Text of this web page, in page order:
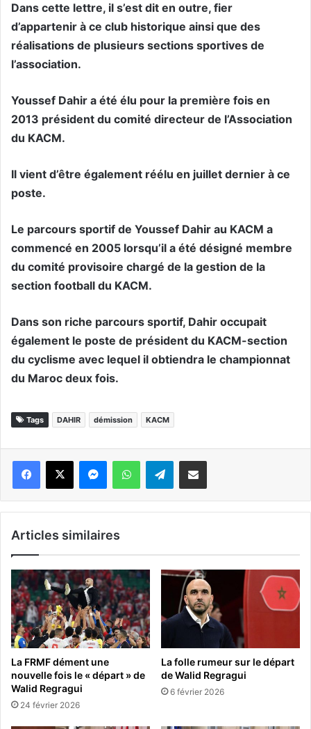
Dans cette lettre, il s’est dit en outre, fier
d’appartenir à ce club historique ainsi que des
réalisations de plusieurs sections sportives de
l’association.
Youssef Dahir a été élu pour la première fois en
2013 président du comité directeur de l’Association
du KACM.
Il vient d’être également réélu en juillet dernier à ce
poste.
Le parcours sportif de Youssef Dahir au KACM a
commencé en 2005 lorsqu’il a été désigné membre
du comité provisoire chargé de la gestion de la
section football du KACM.
Dans son riche parcours sportif, Dahir occupait
également le poste de président du KACM-section
du cyclisme avec lequel il obtiendra le championnat
du Maroc deux fois.
Tags DAHIR démission KACM
WhatsApp Telegram
Articles similaires
La FRMF dément une
nouvelle fois le « départ » de
Walid Regragui
24 février 2026
La folle rumeur sur le départ
de Walid Regragui
6 février 2026